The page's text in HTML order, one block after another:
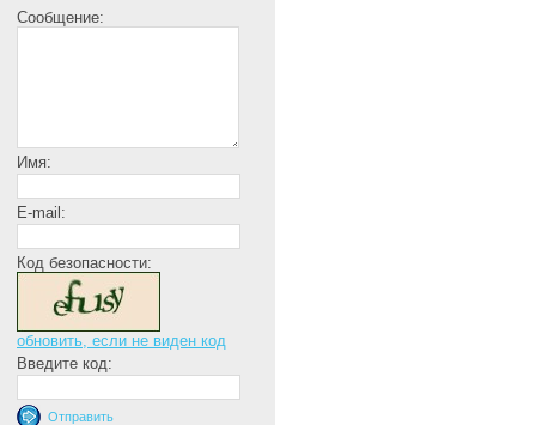
Сообщение:
Имя:
E-mail:
Код безопасности:
обновить, если не виден код
Введите код: